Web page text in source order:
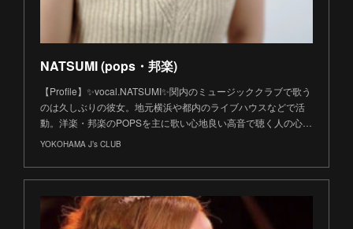
NATSUMI (pops・邦楽)
【Profile】✨vocal.NATSUMI✨関内のミュージッククラブで歌う
のは久しぶりの彼女。地元横浜や都内のライブハウスなどで活
動。洋楽・邦楽のPOPSを主に歌い心地良い高音で聴く人の心…
YOKOHAMA J’s CLUB